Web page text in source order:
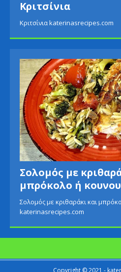
Κριτσίνια
Κριτσίνια katerinasrecipes.com
Σολομός με
μπρόκολο ή
Σολομός με κριθαράκι και
katerinasrecipes.com
Copyright © 2021 -